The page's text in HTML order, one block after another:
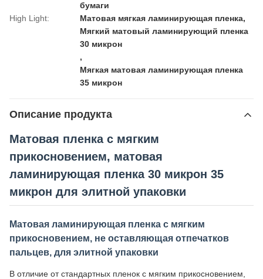
бумаги
High Light:
Матовая мягкая ламинирующая пленка,
Мягкий матовый ламинирующий пленка
30 микрон
,
Мягкая матовая ламинирующая пленка
35 микрон
Описание продукта
Матовая пленка с мягким
прикосновением, матовая
ламинирующая пленка 30 микрон 35
микрон для элитной упаковки
Матовая ламинирующая пленка с мягким
прикосновением, не оставляющая отпечатков
пальцев, для элитной упаковки
В отличие от стандартных пленок с мягким прикосновением,